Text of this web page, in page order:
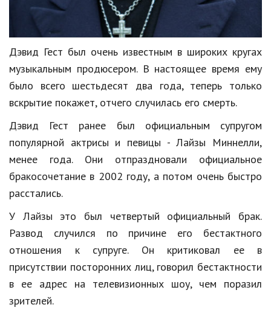
Кинематограф
Домашние животные
Семья и дети
Путешествия
Строительство
Культура и общество
Мода и стиль
Бизнес
Хобби и развлечения
Финансы
Юриспруденция
Природа
Образование
Дэвид Гест был очень известным в широких кругах
музыкальным продюсером. В настоящее время ему
было всего шестьдесят два года, теперь только
вскрытие покажет, отчего случилась его смерть.
Дэвид Гест ранее был официальным супругом
популярной актрисы и певицы - Лайзы Миннелли,
менее года. Они отпраздновали официальное
бракосочетание в 2002 году, а потом очень быстро
расстались.
У Лайзы это был четвертый официальный брак.
Развод случился по причине его бестактного
отношения к супруге. Он критиковал ее в
присутствии посторонних лиц, говорил бестактности
в ее адрес на телевизионных шоу, чем поразил
зрителей.